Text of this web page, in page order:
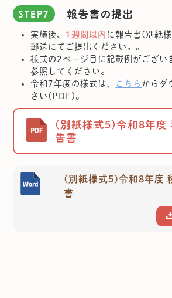
STEP7 報告書の提出
実施後、 1週間以内 に報告書(別紙
郵送にてご提出ください。。
様式の2ページ目に記載例がござい
参照してください。
令和7年度の様式は、
こちら からダ
さい(PDF)。
(別紙様式5)令和8年度
告書
(別紙様式5)令和8年度
書